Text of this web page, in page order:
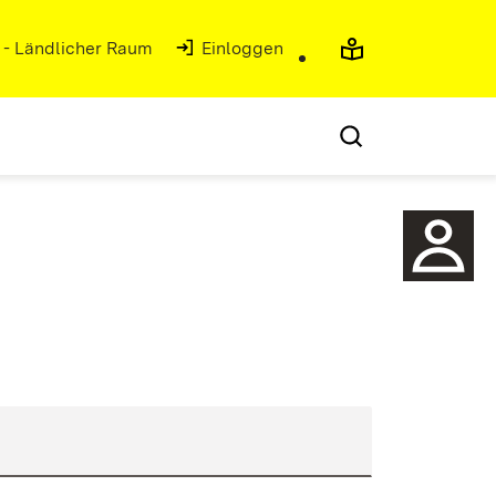
Ländlicher Raum (Öffnet in neuem Fenster)
Einloggen